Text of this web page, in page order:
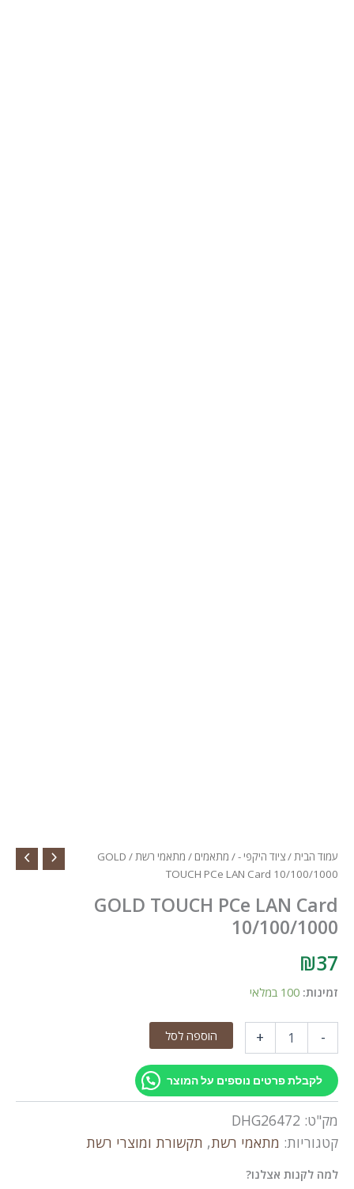
עמוד הבית/ציוד היקפי -/ מתאמים / מתאמי רשת
/ GOLD
TOUCH PCe LAN Card 10/100/1000
GOLD TOUCH PCe LAN Card
10/100/1000
₪37
זמינות: 100 במלאי
-
TOUCH
PCe
Card
10/100/1000
+ הוספה לסל
לקבלת פרטים נוספים על המוצר
מק"ט: DHG26472
קטגוריות: מתאמי רשת, תקשורת ומוצרי רשת
למה לקנות אצלנו?